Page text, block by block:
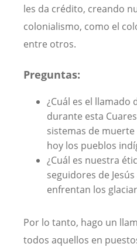
les da crédito, creando
colonialismo, como el
entre otros.
Preguntas:
¿Cuál es el llamado
durante esta
sistemas de
hoy los pueblos
¿Cuál es nuestra
seguidores de
enfrentan los
Por lo tanto, hago un
todos aquellos en